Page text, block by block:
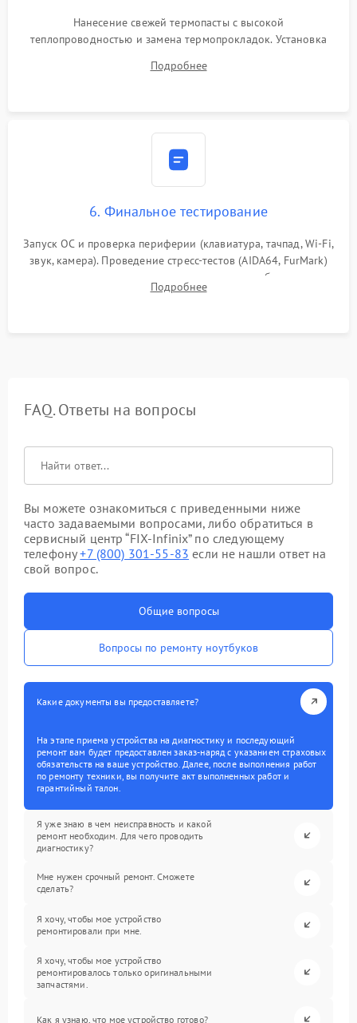
Нанесение свежей термопасты с высокой
теплопроводностью и замена термопрокладок. Установка
шлейфов, модулей памяти и накопителей. Предварительная
Подробнее
6. Финальное тестирование
Запуск ОС и проверка периферии (клавиатура, тачпад, Wi-Fi,
звук, камера). Проведение стресс-тестов (AIDA64, FurMark)
для контроля температурного режима и стабильности
системы под пиковой нагрузкой.
Подробнее
FAQ. Ответы на вопросы
Вы можете ознакомиться с приведенными ниже
часто задаваемыми вопросами, либо обратиться в
сервисный центр “FIX-Infinix” по следующему
телефону+7 (800) 301-55-83 если не нашли ответ на
свой вопрос.
Общие вопросы
Вопросы по ремонту ноутбуков
Какие документы вы предоставляете?
На этапе приема устройства на диагностику и последующий
ремонт вам будет предоставлен заказ-наряд с указанием страховых
обязательств на ваше устройство. Далее, после выполнения работ
по ремонту техники, вы получите акт выполненных работ и
гарантийный талон.
Я уже знаю в чем неисправность и какой
ремонт необходим. Для чего проводить
диагностику?
Мне нужен срочный ремонт. Сможете
сделать?
Я хочу, чтобы мое устройство
ремонтировали при мне.
Я хочу, чтобы мое устройство
ремонтировалось только оригинальными
запчастями.
Как я узнаю, что мое устройство готово?